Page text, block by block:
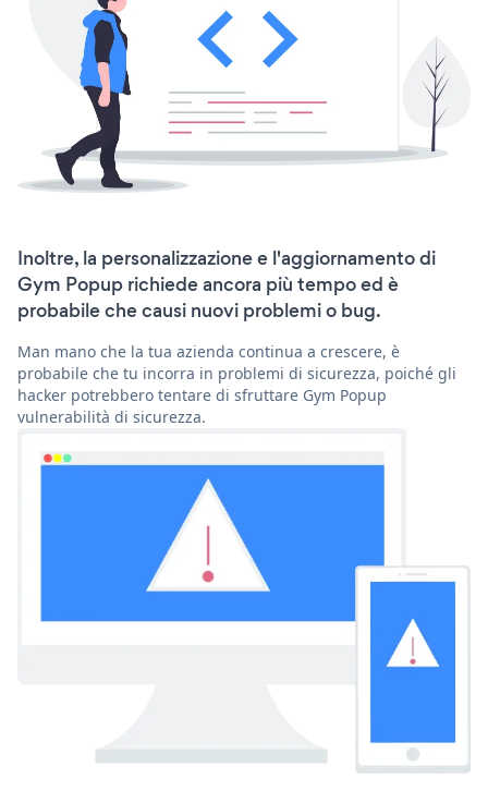
Inoltre, la personalizzazione e l'aggiornamento di
Gym Popup richiede ancora più tempo ed è
probabile che causi nuovi problemi o bug.
Man mano che la tua azienda continua a crescere, è
probabile che tu incorra in problemi di sicurezza, poiché gli
hacker potrebbero tentare di sfruttare Gym Popup
vulnerabilità di sicurezza.